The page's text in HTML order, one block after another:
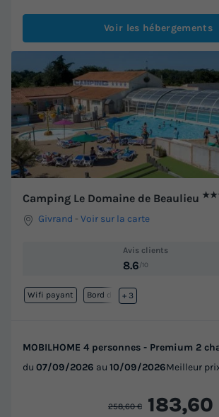
Voir les hébergements
Camping Le Domaine de Beaulieu
Givrand -Voir sur la carte
Avis clients
8.6/10
Wifi payant Bord de mer
+ 3
MOBILHOME 4 personnes - Premium 2
du 07/09/2026 au 10/09/2026Meilleur
258,60 € 183,60